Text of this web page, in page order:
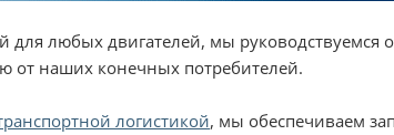
для любых двигателей, мы руководствуемся
от наших конечных потребителей.
логистикой, мы обеспечиваем